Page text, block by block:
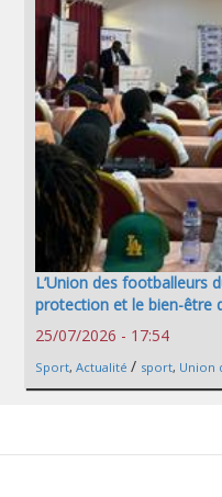
L’Union des footballeurs
protection et le bien-être
25/07/2026 - 17:54
Sport, Actualité / sport, Union